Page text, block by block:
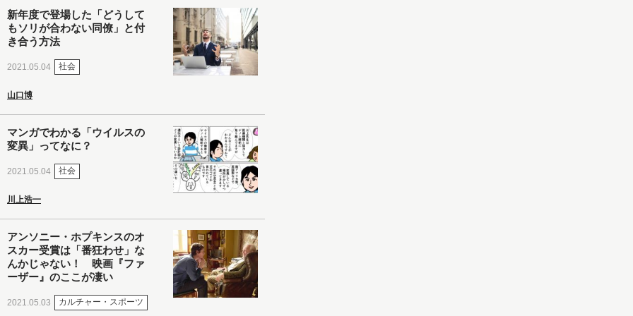
新年度で登場した「どうして
もソリが合わない同僚」と付
き合う方法
2021.05.04 社会
山口博
マンガでわかる「ウイルスの
変異」ってなに？
2021.05.04 社会
川上浩一
アンソニー・ホプキンスのオ
スカー受賞は「番狂わせ」な
んかじゃない！ 映画『ファ
ーザー』のここが凄い
2021.05.03 カルチャー・スポーツ